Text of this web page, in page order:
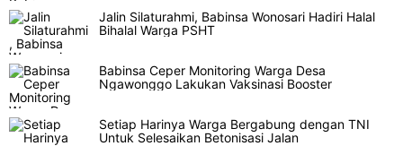
Jalin Silaturahmi, Babinsa Wonosari Hadiri Halal
Bihalal Warga PSHT
Babinsa Ceper Monitoring Warga Desa
Ngawonggo Lakukan Vaksinasi Booster
Setiap Harinya Warga Bergabung dengan TNI
Untuk Selesaikan Betonisasi Jalan